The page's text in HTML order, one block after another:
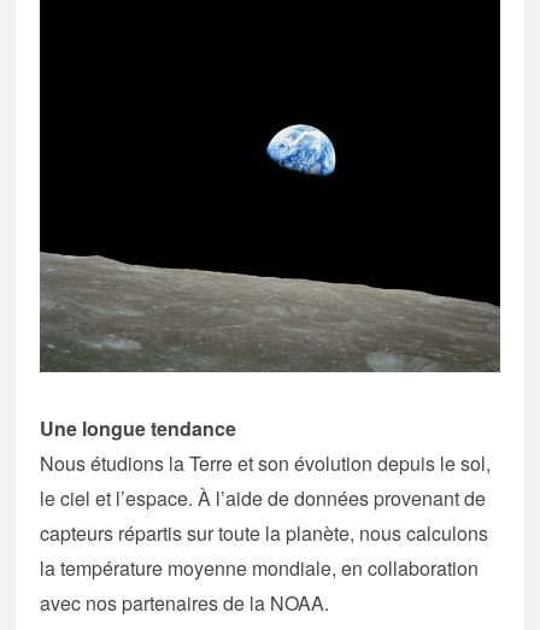
Une longue tendance
Nous étudions la Terre et son évolution depuis le sol,
le ciel et l’espace. À l’aide de données provenant de
capteurs répartis sur toute la planète, nous calculons
la température moyenne mondiale, en collaboration
avec nos partenaires de la NOAA.